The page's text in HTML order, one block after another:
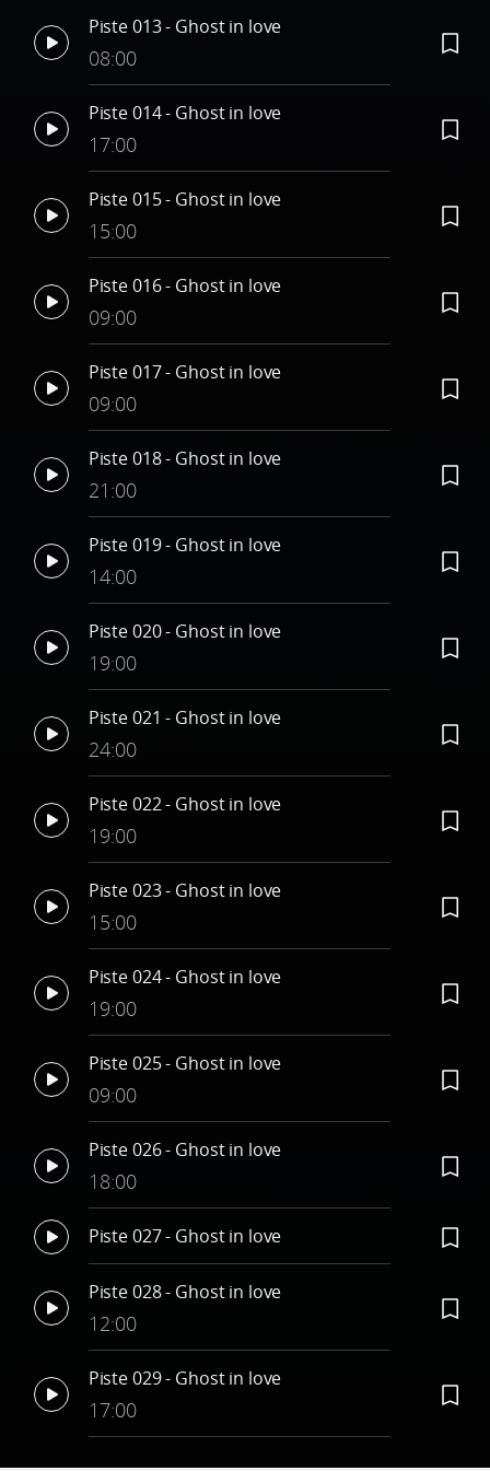
Piste 013 - Ghost in love
08:00
Piste 014 - Ghost in love
17:00
Piste 015 - Ghost in love
15:00
Piste 016 - Ghost in love
09:00
Piste 017 - Ghost in love
09:00
Piste 018 - Ghost in love
21:00
Piste 019 - Ghost in love
14:00
Piste 020 - Ghost in love
19:00
Piste 021 - Ghost in love
24:00
Piste 022 - Ghost in love
19:00
Piste 023 - Ghost in love
15:00
Piste 024 - Ghost in love
19:00
Piste 025 - Ghost in love
09:00
Piste 026 - Ghost in love
18:00
Piste 027 - Ghost in love
Piste 028 - Ghost in love
12:00
Piste 029 - Ghost in love
17:00